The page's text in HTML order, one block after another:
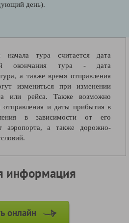
день).
начала тура считается дата
окончания тура - дата
а также время отправления
измениться при изменении
или рейса. Также возможно
и даты прибытия в
в зависимости от его
аэропорта, а также дорожно-
информация
онлайн